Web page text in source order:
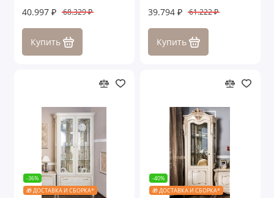
40.997 ₽ 68.329 ₽
Купить
39.794 ₽ 61.222 ₽
Купить
-36%
🎁 ДОСТАВКА И СБОРКА*
-40%
🎁 ДОСТАВКА И СБОРКА*